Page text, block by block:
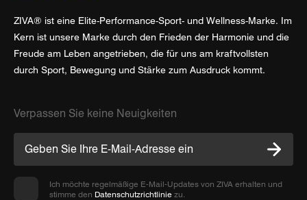
ZIVA® ist eine Elite-Performance-Sport- und Wellness-Marke. Im
Kern ist unsere Marke durch den Frieden der Harmonie und die
Freude am Leben angetrieben, die für uns am kraftvollsten
durch Sport, Bewegung und Stärke zum Ausdruck kommt.
Verpassen Sie keine Neuigkeiten
Ich möchte regelmäßige E-Mail-Updates von ZIVA erhalten und
stimme den Datenschutzrichtlinie zu.